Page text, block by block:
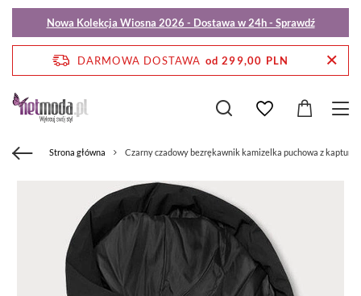
Nowa Kolekcja Wiosna 2026 - Dostawa w 24h - Sprawdź
DARMOWA DOSTAWA od 299,00 PLN
Strona główna Czarny czadowy bezrękawnik kamizelka puchowa z